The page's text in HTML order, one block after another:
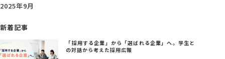
2025年9月
新着記事
「採用する企業」から「選ばれる企業」へ。学生と
の対話から考えた採用広報